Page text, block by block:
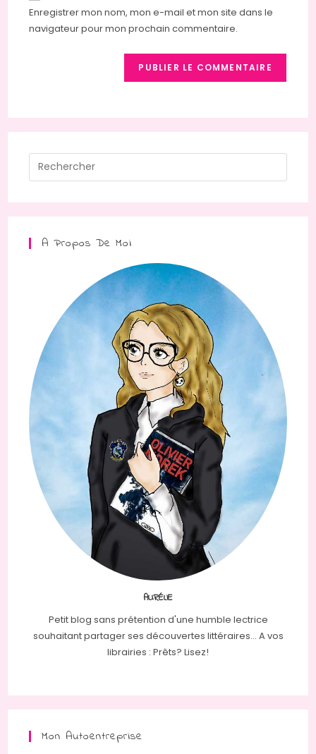
votre
site
Enregistrer mon nom, mon e-mail et mon site dans le
navigateur pour mon prochain commentaire.
A Propos De Moi
AURÉLIE
Petit blog sans prétention d'une humble lectrice
souhaitant partager ses découvertes littéraires... A vos
librairies : Prêts? Lisez!
Mon Autoentreprise